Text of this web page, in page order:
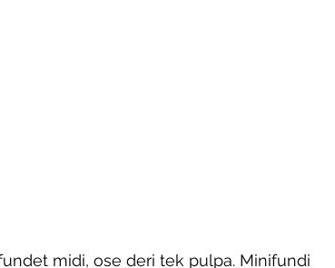
midi, ose deri tek pulpa. Minifundi